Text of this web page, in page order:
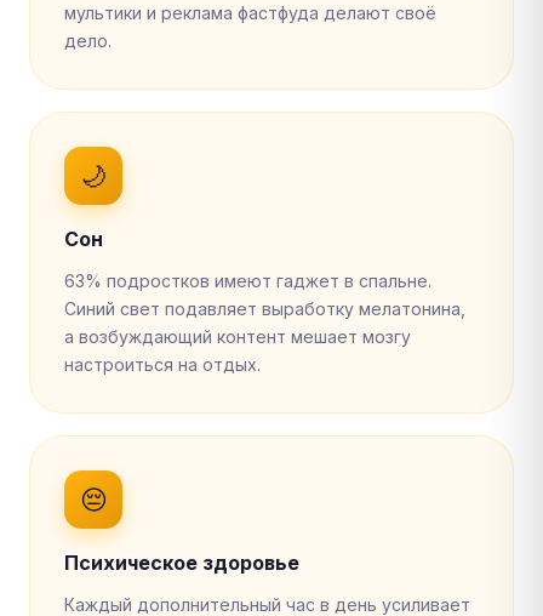
мультики и реклама фастфуда делают своё
дело.
🌙
Сон
63% подростков имеют гаджет в спальне.
Синий свет подавляет выработку мелатонина,
а возбуждающий контент мешает мозгу
настроиться на отдых.
😔
Психическое здоровье
Каждый дополнительный час в день усиливает